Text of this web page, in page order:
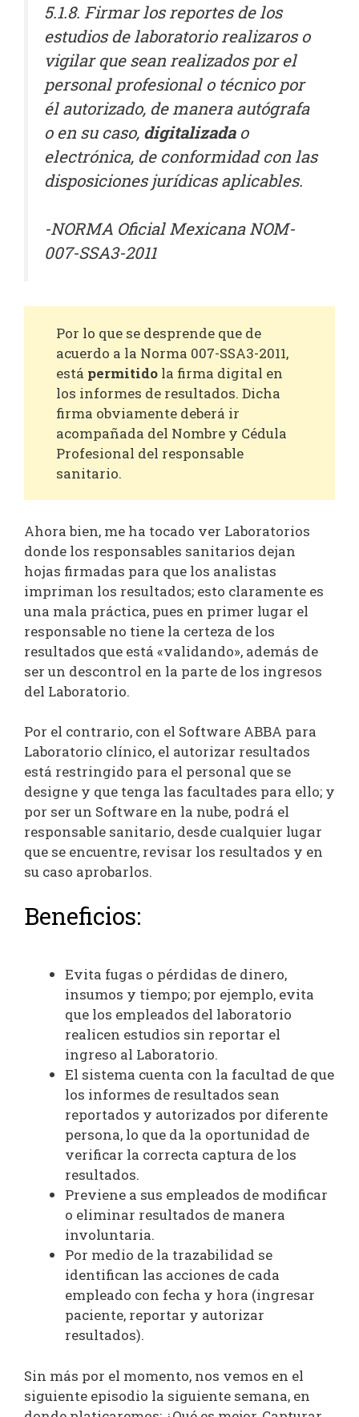
5.1.8. Firmar los reportes de los
estudios de laboratorio realizaros o
vigilar que sean realizados por el
personal profesional o técnico por
él autorizado, de manera autógrafa
o en su caso, digitalizadao
electrónica, de conformidad con las
disposiciones jurídicas aplicables.
-NORMA Oficial Mexicana NOM-
007-SSA3-2011
Por lo que se desprende que de
acuerdo a la Norma 007-SSA3-2011,
está permitido la firma digital en
los informes de resultados. Dicha
firma obviamente deberá ir
acompañada del Nombre y Cédula
Profesional del responsable
sanitario.
Ahora bien, me ha tocado ver Laboratorios
donde los responsables sanitarios dejan
hojas firmadas para que los analistas
impriman los resultados; esto claramente es
una mala práctica, pues en primer lugar el
responsable no tiene la certeza de los
resultados que está «validando», además de
ser un descontrol en la parte de los ingresos
del Laboratorio.
Por el contrario, con el Software ABBA para
Laboratorio clínico, el autorizar resultados
está restringido para el personal que se
designe y que tenga las facultades para ello; y
por ser un Software en la nube, podrá el
responsable sanitario, desde cualquier lugar
que se encuentre, revisar los resultados y en
su caso aprobarlos.
Beneficios:
Evita fugas o pérdidas de dinero,
insumos y tiempo; por ejemplo, evita
que los empleados del laboratorio
realicen estudios sin reportar el
ingreso al Laboratorio.
El sistema cuenta con la facultad de que
los informes de resultados sean
reportados y autorizados por diferente
persona, lo que da la oportunidad de
verificar la correcta captura de los
resultados.
Previene a sus empleados de modificar
o eliminar resultados de manera
involuntaria.
Por medio de la trazabilidad se
identifican las acciones de cada
empleado con fecha y hora (ingresar
paciente, reportar y autorizar
resultados).
Sin más por el momento, nos vemos en el
siguiente episodio la siguiente semana, en